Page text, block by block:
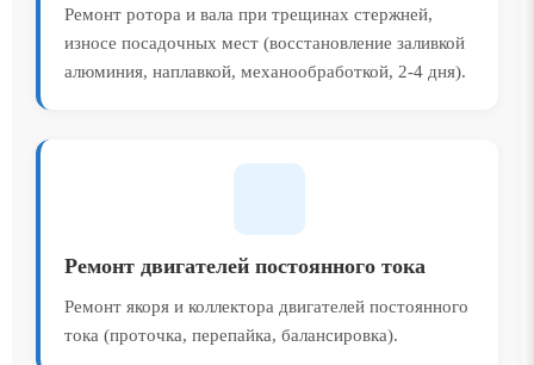
Ремонт ротора и вала при трещинах стержней,
износе посадочных мест (восстановление заливкой
алюминия, наплавкой, механообработкой, 2-4 дня).
Ремонт двигателей постоянного тока
Ремонт якоря и коллектора двигателей постоянного
тока (проточка, перепайка, балансировка).